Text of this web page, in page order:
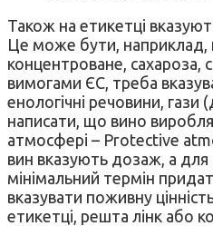
Також на етикетці
Це може бути, наприклад,
концентроване, сахароза,
вимогами ЄС, треба
енологічні речовини,
написати, що вино
атмосфері – Protective
вин вказують дозаж, а для
мінімальний термін
вказувати поживну
етикетці, решта лінк або